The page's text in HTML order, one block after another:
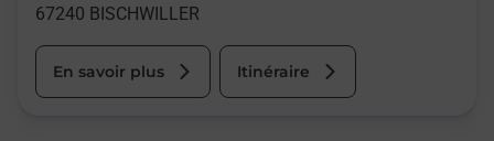
67240 BISCHWILLER
En savoir plus Itinéraire